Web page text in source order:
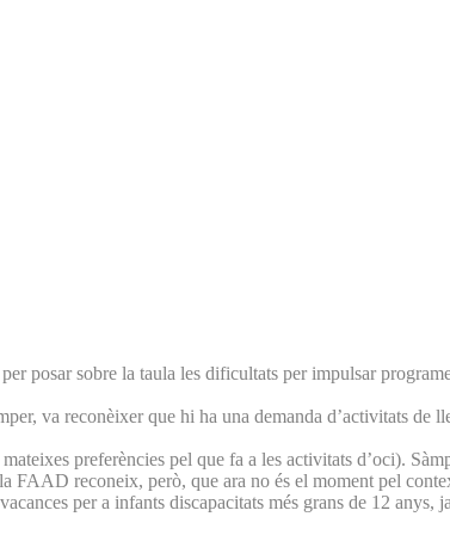
posar sobre la taula les dificultats per impulsar
va reconèixer que hi ha una demanda d’activitats de
preferències pel que fa a les activitats d’oci).
FAAD reconeix, però, que ara no és el moment pel
per a infants discapacitats més grans de 12 anys,